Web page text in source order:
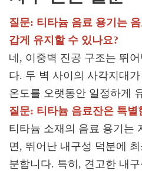
질문: 티타늄 음료 용기는
갑게 유지할 수 있나요?
네, 이중벽 진공 구조는 뛰
다. 두 벽 사이의 사각지대
온도를 오랫동안 일정하게
질문: 티타늄 음료잔은 특별
티타늄 소재의 음료 용기는
면, 뛰어난 내구성 덕분에
분합니다. 특히, 견고한 내